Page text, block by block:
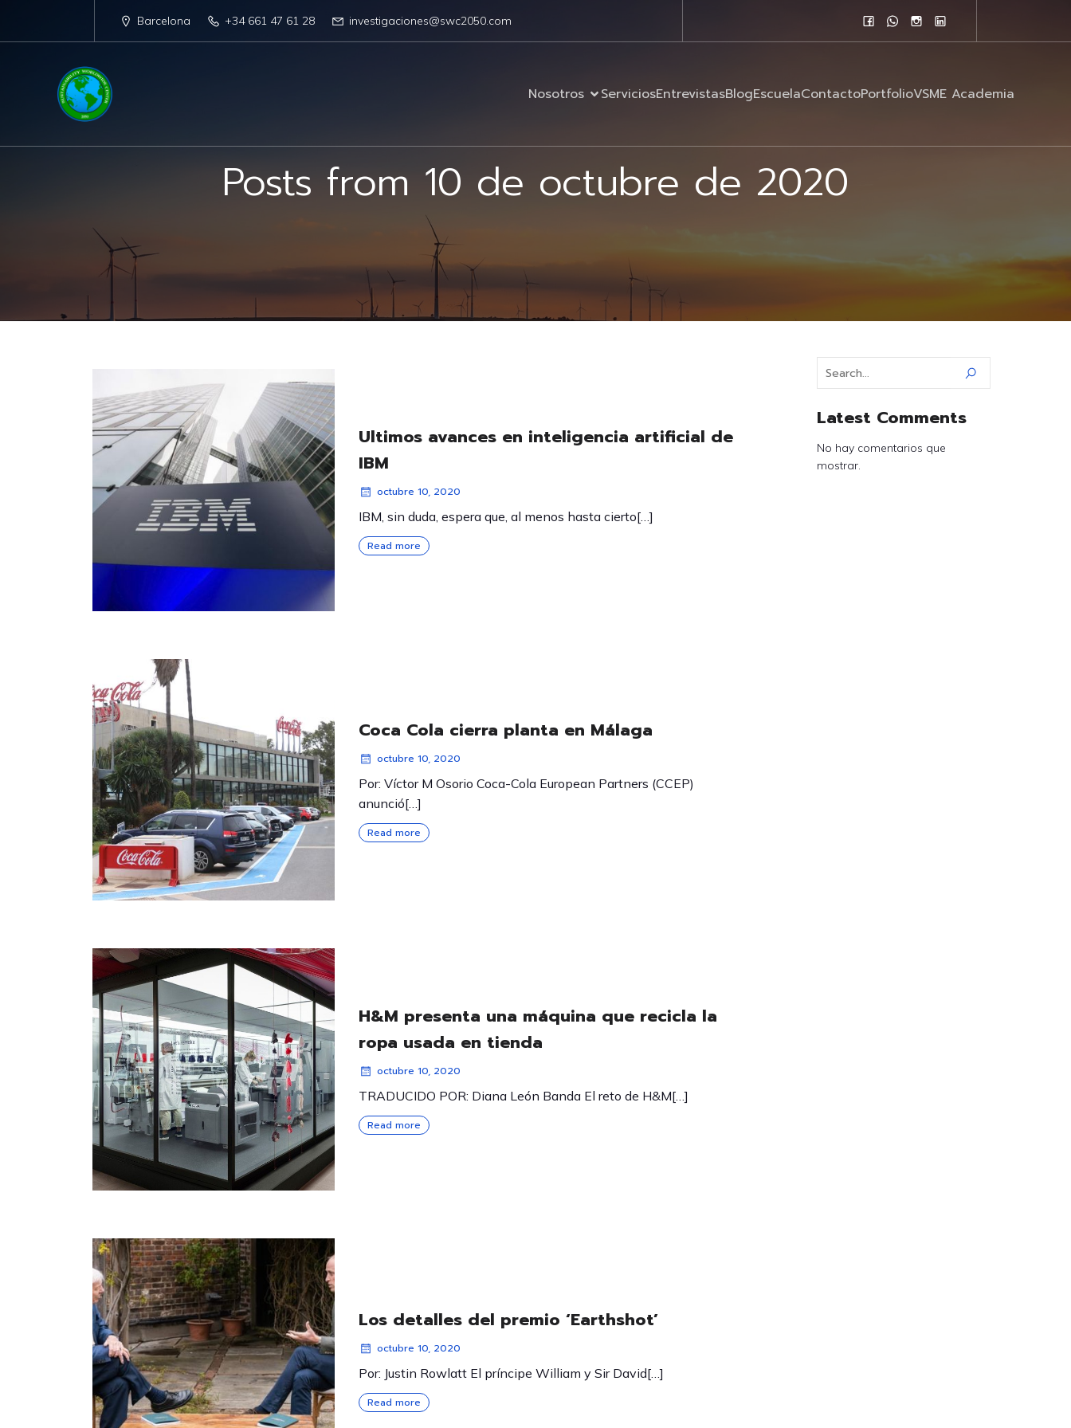
Barcelona +34 661 47 61 28 investigaciones@swc2050.com
Nosotros ServiciosEntrevistasBlogEscuelaContactoPortfolioVSME Academia
Posts from 10 de octubre de 2020
Ultimos avances en inteligencia artificial de
IBM
octubre 10, 2020
IBM, sin duda, espera que, al menos hasta cierto[…]
Read more
Coca Cola cierra planta en Málaga
octubre 10, 2020
Por: Víctor M Osorio Coca-Cola European Partners (CCEP)
anunció[…]
Read more
H&M presenta una máquina que recicla la
ropa usada en tienda
octubre 10, 2020
TRADUCIDO POR: Diana León Banda El reto de H&M[…]
Read more
Los detalles del premio ‘Earthshot’
octubre 10, 2020
Por: Justin Rowlatt El príncipe William y Sir David[…]
Read more
Latest Comments
No hay comentarios que
mostrar.